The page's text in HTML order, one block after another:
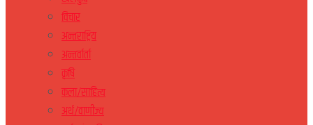
विचार
अन्तराष्ट्रिय
अन्तर्वार्ता
कृषि
कला/साहित्य
अर्थ/वाणीज्य